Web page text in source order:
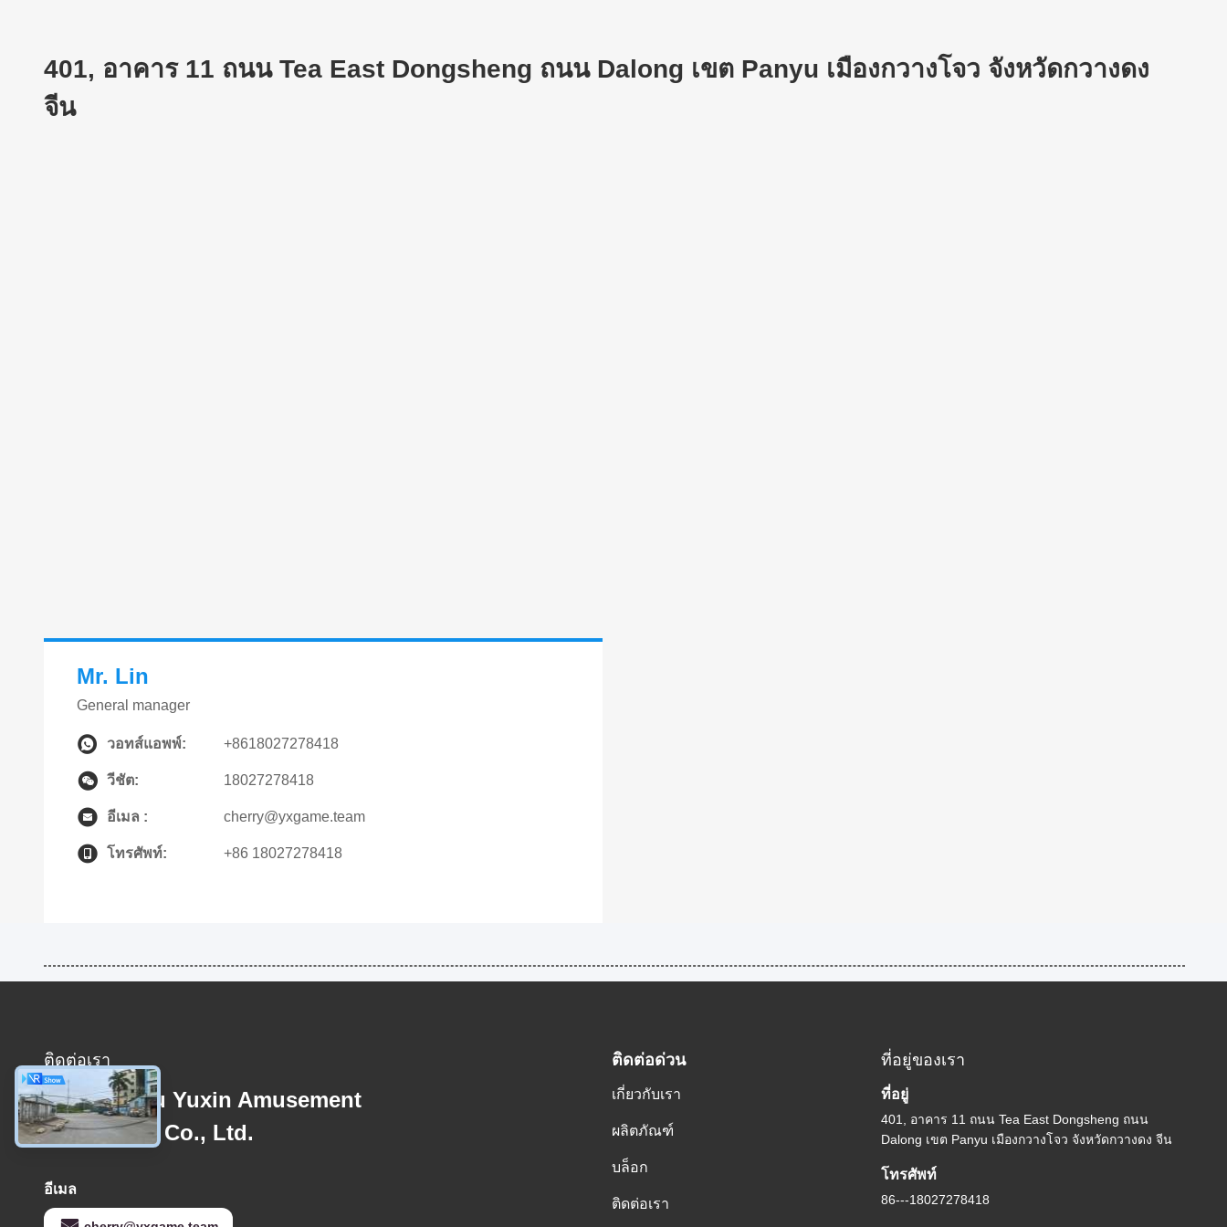
401, อาคาร 11 ถนน Tea East Dongsheng ถนน Dalong เขต Panyu เมืองกวางโจว จังหวัดกวางดง
จีน
Mr. Lin
General manager
วอทส์แอพพ์: +8618027278418
วีชัต: 18027278418
อีเมล : cherry@yxgame.team
โทรศัพท์: +86 18027278418
ติดต่อเรา
Guangzhou Yuxin Amusement
Equipment Co., Ltd.
อีเมล
ติดต่อด่วน
เกี่ยวกับเรา
ผลิตภัณฑ์
บล็อก
ติดต่อเรา
ที่อยู่ของเรา
ที่อยู่
401, อาคาร 11 ถนน Tea East Dongsheng ถนน
Dalong เขต Panyu เมืองกวางโจว จังหวัดกวางดง จีน
โทรศัพท์
86---18027278418